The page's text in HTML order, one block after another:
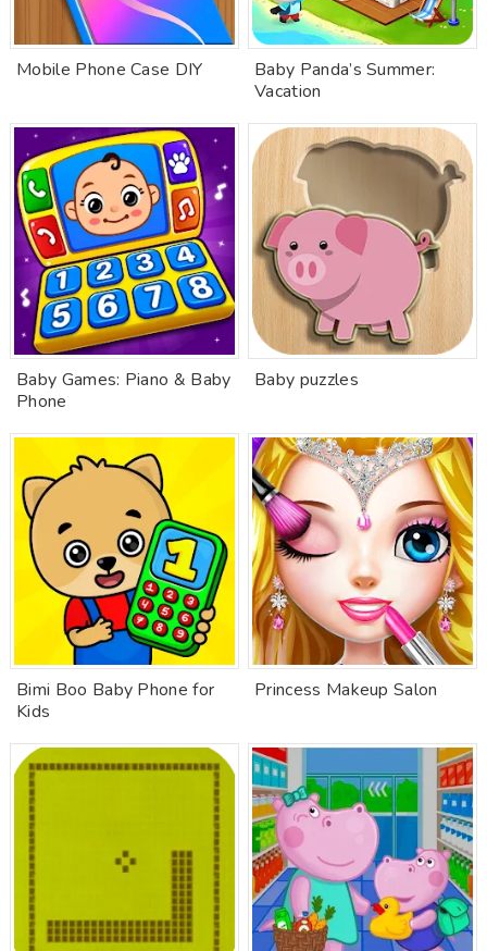
Mobile Phone Case DIY
Baby Panda’s Summer:
Vacation
Baby Games: Piano & Baby
Phone
Baby puzzles
Bimi Boo Baby Phone for
Kids
Princess Makeup Salon